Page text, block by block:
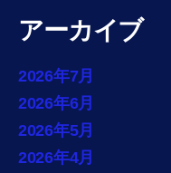
アーカイブ
2026年7月
2026年6月
2026年5月
2026年4月